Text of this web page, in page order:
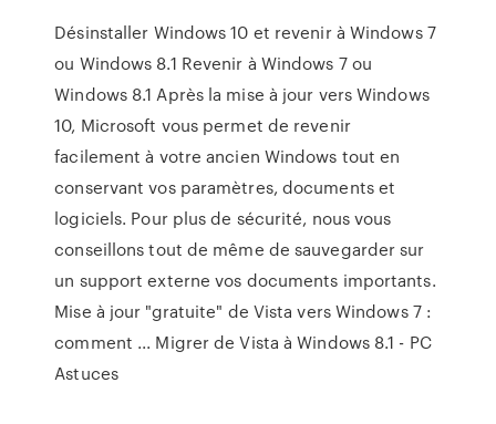
Désinstaller Windows 10 et revenir à Windows 7
ou Windows 8.1 Revenir à Windows 7 ou
Windows 8.1 Après la mise à jour vers Windows
10, Microsoft vous permet de revenir
facilement à votre ancien Windows tout en
conservant vos paramètres, documents et
logiciels. Pour plus de sécurité, nous vous
conseillons tout de même de sauvegarder sur
un support externe vos documents importants.
Mise à jour "gratuite" de Vista vers Windows 7 :
comment ... Migrer de Vista à Windows 8.1 - PC
Astuces